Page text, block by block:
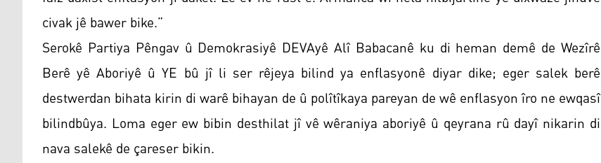
civak jê bawer bike.”
Serokê Partiya Pêngav û Demokrasiyê DEVAyê Alî Babacanê ku di heman demê de Wezîrê
Berê yê Aboriyê û YE bû jî li ser rêjeya bilind ya enflasyonê diyar dike; eger salek berê
destwerdan bihata kirin di warê bihayan de û polîtîkaya pareyan de wê enflasyon îro ne ewqasî
bilindbûya. Loma eger ew bibin desthilat jî vê wêraniya aboriyê û qeyrana rû dayî nikarin di
nava salekê de çareser bikin.